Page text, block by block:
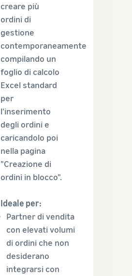
creare più
ordini di
gestione
contemporaneamente
compilando un
foglio di calcolo
Excel standard
per
l'inserimento
degli ordini e
caricandolo poi
nella pagina
"Creazione di
ordini in blocco".
Ideale per:
Partner di vendita
con elevati volumi
di ordini che non
desiderano
integrarsi con